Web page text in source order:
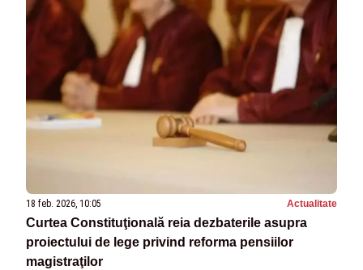
18 feb. 2026, 10:05 Actualitate
Curtea Constituţională reia dezbaterile asupra
proiectului de lege privind reforma pensiilor
magistraţilor